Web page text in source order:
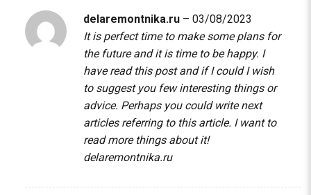
delaremontnika.ru – 03/08/2023
It is perfect time to make some plans for
the future and it is time to be happy. I
have read this post and if I could I wish
to suggest you few interesting things or
advice. Perhaps you could write next
articles referring to this article. I want to
read more things about it!
delaremontnika.ru